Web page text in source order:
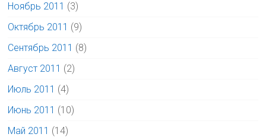
Ноябрь 2011 (3)
Октябрь 2011 (9)
Сентябрь 2011 (8)
Август 2011 (2)
Июль 2011 (4)
Июнь 2011 (10)
Май 2011 (14)